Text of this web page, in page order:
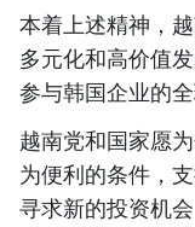
本着上述精神，
多元化和高价值
参与韩国企业的
越南党和国家愿
为便利的条件，
寻求新的投资机